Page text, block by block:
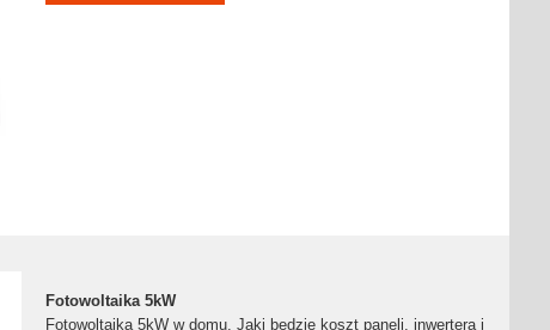
Fotowoltaika 5kW
Fotowoltaika 5kW w domu. Jaki będzie koszt paneli, inwertera i